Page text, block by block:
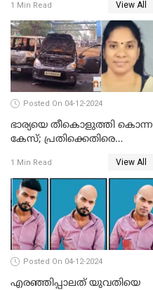
1 Min Read View All
Posted On 04-12-2024
ഭാര്യയെ തീകൊളുത്തി കൊന്ന
കേസ്; പ്രതിക്കെതിരെ
വധശ്രമ കുറ്റവും ചുമത്തി
1 Min Read View All
Posted On 04-12-2024
എരഞ്ഞിപ്പാലത് യുവതിയെ